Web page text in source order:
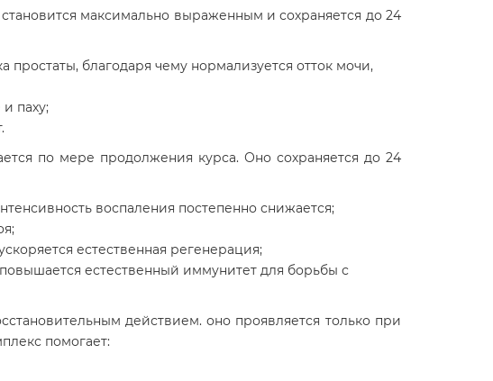
максимально выраженным и сохраняется до 24
благодаря чему нормализуется отток мочи,
паху;
по мере продолжения курса. Оно сохраняется до 24
воспаления постепенно снижается;
естественная регенерация;
естественный иммунитет для борьбы с
действием. оно проявляется только при
помогает: